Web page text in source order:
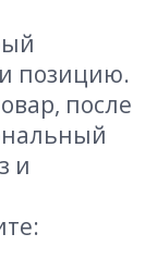
позицию.
после
и